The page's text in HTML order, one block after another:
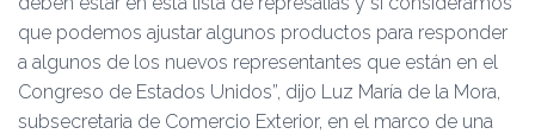
que podemos ajustar algunos productos para responder
a algunos de los nuevos representantes que están en el
Congreso de Estados Unidos”, dijo Luz María de la Mora,
subsecretaria de Comercio Exterior, en el marco de una